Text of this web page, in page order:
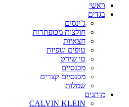
ראשי
בגדים
ג’ינסים
חולצות מכופתרות
חצאיות
טופים וגופיות
טי שירט
מכנסיים
מכנסיים קצרים
שמלות
מותגים
CALVIN KLEIN